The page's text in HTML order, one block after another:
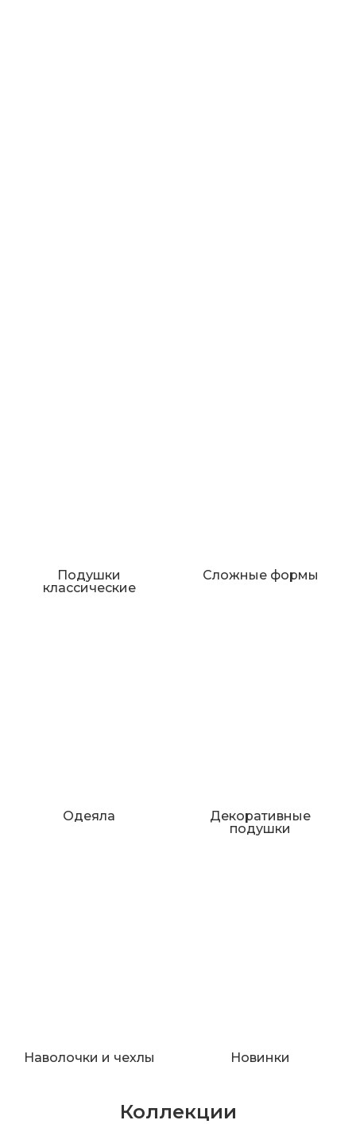
Подушки
классические
Сложные формы
Одеяла
Декоративные
подушки
Наволочки и чехлы Новинки
Коллекции